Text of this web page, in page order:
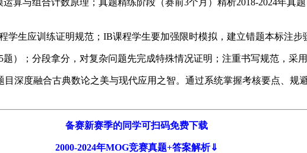
学生应训练证明规范；IB课程学生要加强限时模拟，建立错题本标注步
）；分段拿分，对复杂问题先完成特殊情况证明；注重书写规范，采
深度融合古典数论之美与现代应用之智。通过系统掌握考核要点、规
备赛新赛季的同学可扫码免费下载
2000-2024年MOG竞赛真题+答案解析⇓